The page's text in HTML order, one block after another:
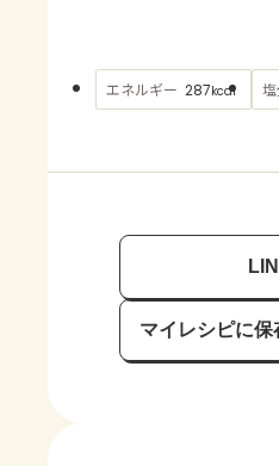
AJINOMOTO PARK とは
エネルギー 287kcal
マイレシピに保
保存済み